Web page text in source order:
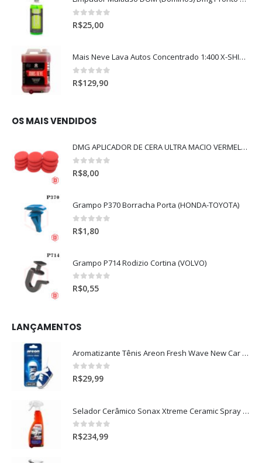
0out of 5
R$25,00
Mais Neve Lava Autos Concentrado 1:400 X-SHINE 5Litros
0out of 5
R$129,90
OS MAIS VENDIDOS
DMG APLICADOR DE CERA ULTRA MACIO VERMELHO l
0out of 5
R$8,00
Grampo P370 Borracha Porta (HONDA-TOYOTA)
0 out of 5
R$1,80
Grampo P714 Rodizio Cortina (VOLVO)
0out of 5
R$0,55
LANÇAMENTOS
Aromatizante Tênis Areon Fresh Wave New Car / Carro Novo
0out of 5
R$29,99
Selador Cerâmico Sonax Xtreme Ceramic Spray + Seal (750ml)
0out of 5
R$234,99